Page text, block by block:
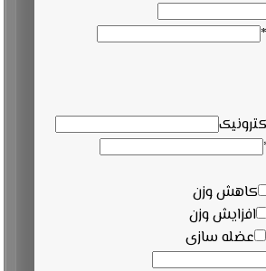
وزن
وزن
سازی